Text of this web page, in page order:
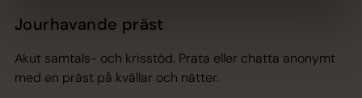
Jourhavande präst
Akut samtals- och krisstöd. Prata eller chatta anonymt
med en präst på kvällar och nätter.